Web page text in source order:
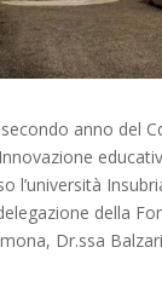
anno del
l’università
della
Dr.ssa